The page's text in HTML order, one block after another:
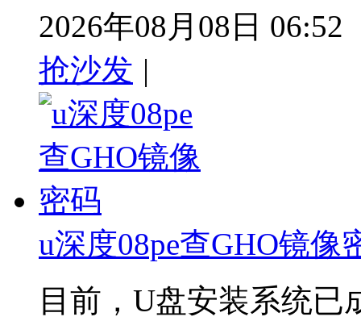
2026年08月08日 06:52
抢沙发 |
u深度08pe查GHO镜像
目前，U盘安装系统